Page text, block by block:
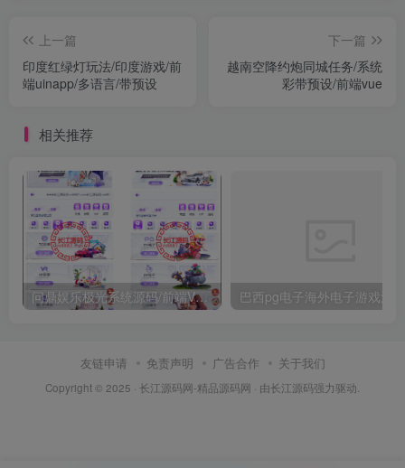
上一篇
印度红绿灯玩法/印度游戏/前
端uinapp/多语言/带预设
下一篇
越南空降约炮同城任务/系统
彩带预设/前端vue
相关推荐
问鼎娱乐极光系统源码/前端VUE后端PHP全开源对接美盛NG均可+完美运营版无BUG
友链申请 免责声明 广告合作 关于我们
Copyright © 2025 · 长江源码网-精品源码网 · 由长江源码强力驱动.